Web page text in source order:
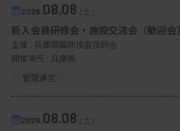
2026. 08.08（土）
新入会員研修会・施設交流会（歓迎会）
主催 : 兵庫県臨床検査技師会
開催場所 : 兵庫県
管理運営
2026. 08.08（土）